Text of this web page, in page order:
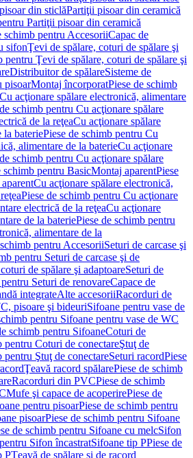
din sticlăPartiţii pisoar din ceramică
Partiţii pisoar din ceramică
schimb pentru AccesoriiCapac de
sifonŢevi de spălare, coturi de spălare şi
pentru Ţevi de spălare, coturi de spălare şi
Distribuitor de spălareSisteme de
pisoarMontaj încorporatPiese de schimb
Cu acţionare spălare electronică, alimentare
schimb pentru Cu acţionare spălare
de la reţeaCu acţionare spălare
la bateriePiese de schimb pentru Cu
alimentare de la baterieCu acţionare
schimb pentru Cu acţionare spălare
schimb pentru BasicMontaj aparentPiese
Cu acţionare spălare electronică,
Piese de schimb pentru Cu acţionare
electrică de la reţeaCu acţionare
de la bateriePiese de schimb pentru
alimentare de la
pentru AccesoriiSeturi de carcase şi
pentru Seturi de carcase şi de
de spălare şi adaptoareSeturi de
Seturi de renovareCapace de
integrateAlte accesoriiRacorduri de
pisoare şi bideuriSifoane pentru vase de
pentru Sifoane pentru vase de WC
schimb pentru SifoaneCoturi de
pentru Coturi de conectareŞtuţ de
pentru Ştuţ de conectareSeturi racordPiese
Ţeavă racord spălarePiese de schimb
Racorduri din PVCPiese de schimb
Mufe şi capace de acoperirePiese de
pentru pisoarPiese de schimb pentru
pisoarPiese de schimb pentru Sifoane
de schimb pentru Sifoane cu melcSifon
Sifon încastratSifoane tip PPiese de
PŢeavă de spălare şi de racord